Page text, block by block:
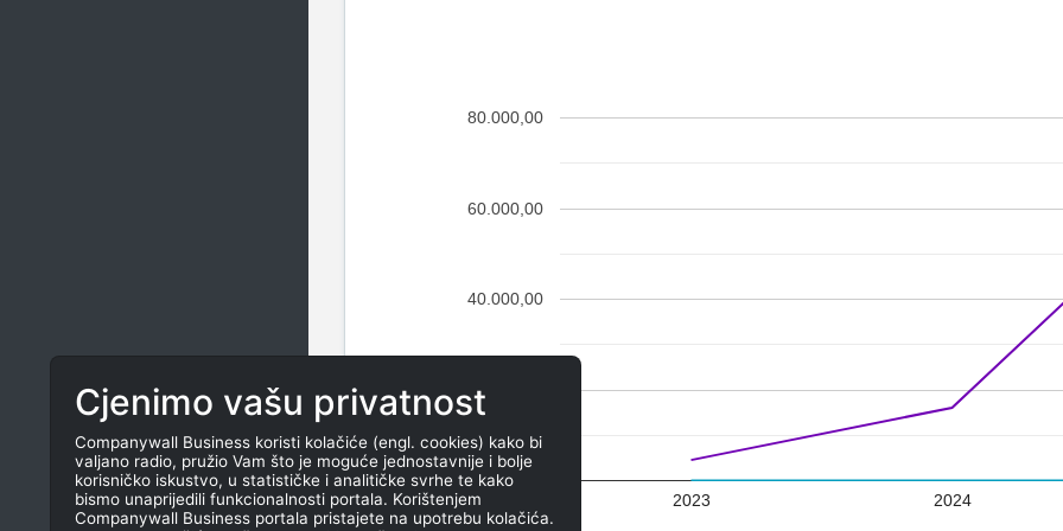
2023 2024
0,00
20.000,00
40.000,00
60.000,00
80.000,00
Cjenimo vašu privatnost
Companywall Business koristi kolačiće (engl. cookies) kako bi
valjano radio, pružio Vam što je moguće jednostavnije i bolje
korisničko iskustvo, u statističke i analitičke svrhe te kako
bismo unaprijedili funkcionalnosti portala. Korištenjem
Companywall Business portala pristajete na upotrebu kolačića.